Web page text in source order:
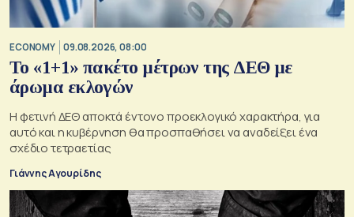
ECONOMY 09.08.2026, 08:00
Το «1+1» πακέτο μέτρων της ΔΕΘ με
άρωμα εκλογών
Η φετινή ΔΕΘ αποκτά έντονο προεκλογικό χαρακτήρα, για
αυτό και η κυβέρνηση θα προσπαθήσει να αναδείξει ένα
σχέδιο τετραετίας
Γιάννης Αγουρίδης